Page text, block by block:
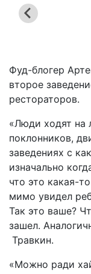
Фуд-блогер
второе
рестораторов.
«Люди ходят на
поклонников,
заведениях с
изначально
что это какая-
мимо увидел
Так это ваше?
зашел.
Травкин.
«Можно ради